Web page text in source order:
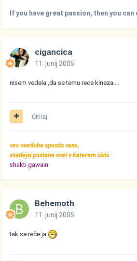
If you have great passion, then you
cigancica
11. junij 2005
nisem vedela ,da se temu rece kineza....
Citiraj
vec svetlobe spustis vase,
svetlejsi postane svet v katerem zivis
shakti gawain
Behemoth
11. junij 2005
tak se reče ja